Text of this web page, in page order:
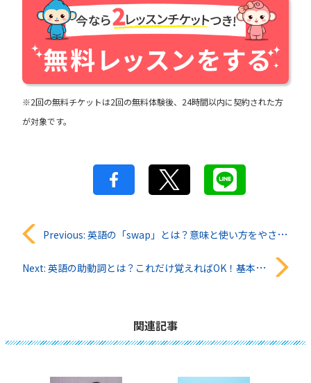
※2回の無料チケットは2回の無料体験後、24時間以内に契約された方
が対象です。
投
稿
Previous: 英語の「swap」とは？意味と使い方をやさしく解説｜「exchange」との違いも紹介
Next: 英語の助動詞とは？これだけ覚えればOK！基本のまとめ
関連記事